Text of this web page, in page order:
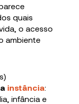
quais
o acesso
ambiente
instância:
infância e